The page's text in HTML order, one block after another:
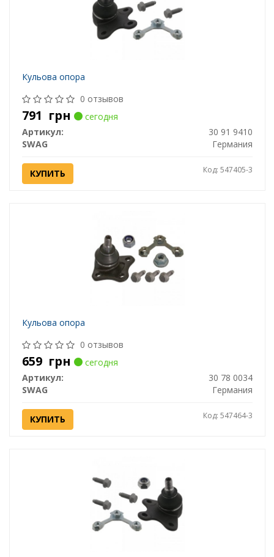
Кульова опора
0 отзывов
791 грн
сегодня
Артикул:
30 91 9410
SWAG
Германия
КУПИТЬ Код: 547405-3
Кульова опора
0 отзывов
659 грн
сегодня
Артикул:
30 78 0034
SWAG
Германия
КУПИТЬ Код: 547464-3